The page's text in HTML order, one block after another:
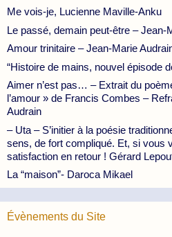
Me vois-je, Lucienne Maville-Anku
Le passé, demain peut-être – Jean-
Amour trinitaire – Jean-Marie
“Histoire de mains, nouvel épisode
Aimer n’est pas… – Extrait du
l’amour » de Francis Combes –
Audrain
– Uta – S’initier à la poésie
sens, de fort compliqué. Et, si vous
satisfaction en retour ! Gérard
La “maison”- Daroca Mikael
Évènements du Site